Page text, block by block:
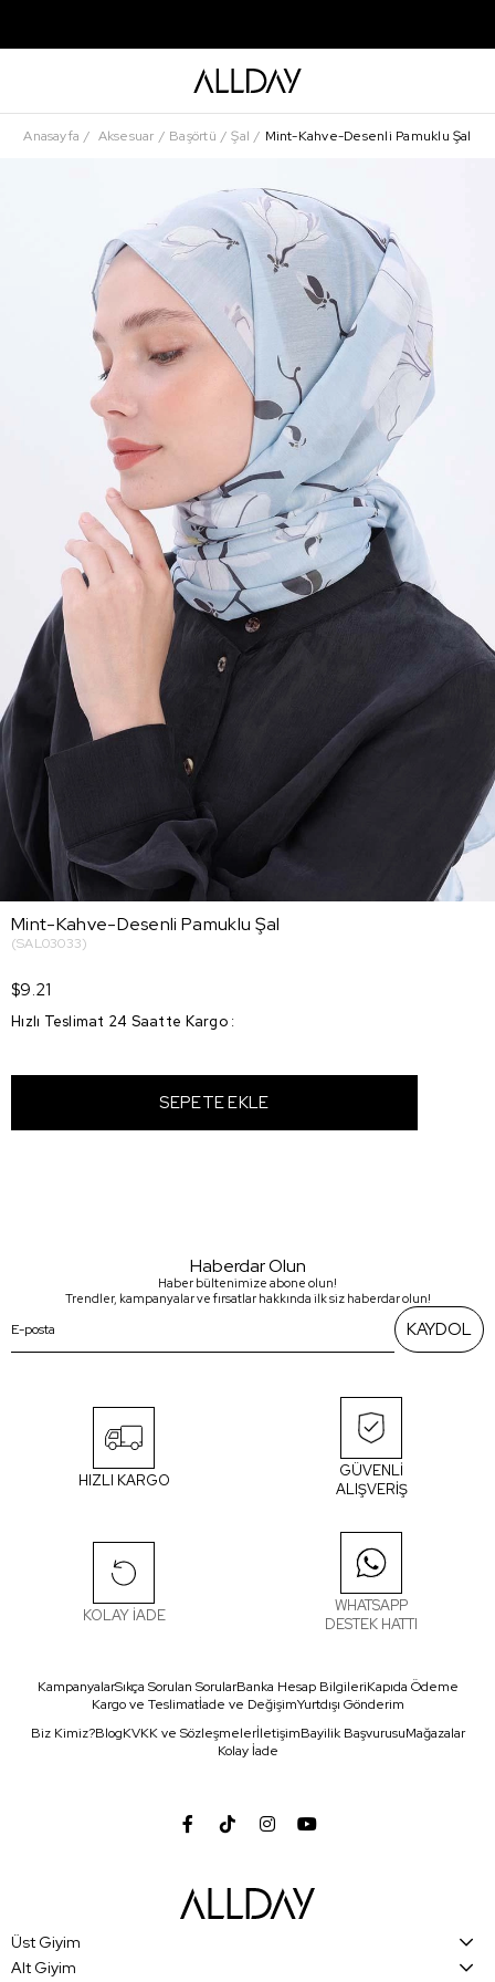
Anasayfa Aksesuar Başörtü Şal Mint-Kahve-Desenli Pamuklu Şal
Mint-Kahve-Desenli Pamuklu Şal
(SAL03033)
$9.21
Hızlı Teslimat 24 Saatte Kargo :
Haberdar Olun
Haber bültenimize abone olun!
Trendler, kampanyalar ve fırsatlar hakkında ilk siz haberdar olun!
KAYDOL
HIZLI KARGO
GÜVENLİ
ALIŞVERİŞ
KOLAY İADE
WHATSAPP
DESTEK HATTI
KampanyalarSıkça Sorulan SorularBanka Hesap BilgileriKapıda Ödeme
Kargo ve Teslimatİade ve DeğişimYurtdışı Gönderim
Biz Kimiz?BlogKVKK ve SözleşmelerİletişimBayilik BaşvurusuMağazalar
Kolay İade
Üst Giyim
Alt Giyim